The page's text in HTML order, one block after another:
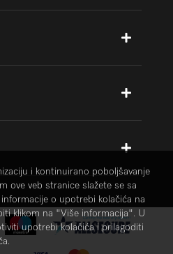
i kontinuirano poboljšavanje
ove veb stranice slažete se sa
o upotrebi kolačića na
klikom na "Više informacija". U
upotrebi kolačića i prilagoditi